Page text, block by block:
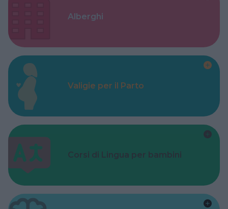
Alberghi
Valigie per il Parto
Corsi di Lingua per bambini